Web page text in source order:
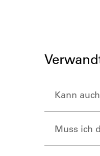
Kann
Muss ich